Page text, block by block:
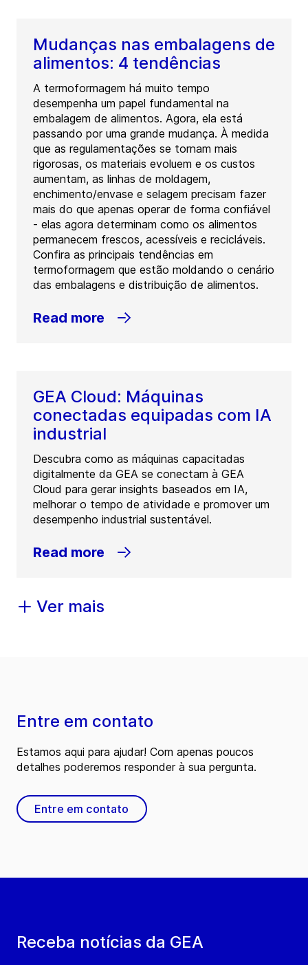
Mudanças nas embalagens de
alimentos: 4 tendências
A termoformagem há muito tempo
desempenha um papel fundamental na
embalagem de alimentos. Agora, ela está
passando por uma grande mudança. À medida
que as regulamentações se tornam mais
rigorosas, os materiais evoluem e os custos
aumentam, as linhas de moldagem,
enchimento/envase e selagem precisam fazer
mais do que apenas operar de forma confiável
- elas agora determinam como os alimentos
permanecem frescos, acessíveis e recicláveis.
Confira as principais tendências em
termoformagem que estão moldando o cenário
das embalagens e distribuição de alimentos.
Read more
GEA Cloud: Máquinas
conectadas equipadas com IA
industrial
Descubra como as máquinas capacitadas
digitalmente da GEA se conectam à GEA
Cloud para gerar insights baseados em IA,
melhorar o tempo de atividade e promover um
desempenho industrial sustentável.
Read more
Ver mais
Receba notícias da GEA
Entre em contato
Estamos aqui para ajudar! Com apenas poucos
detalhes poderemos responder à sua pergunta.
Entre em contato